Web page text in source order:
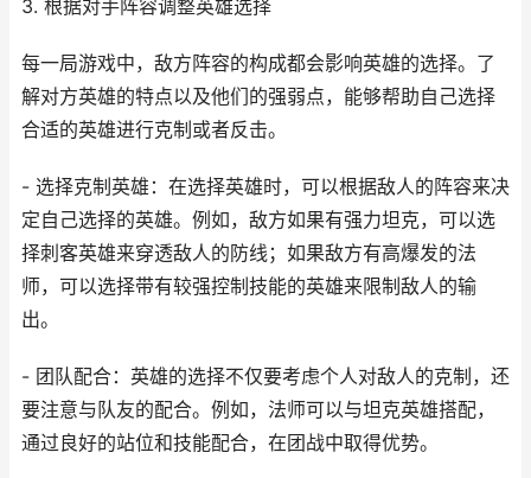
3. 根据对手阵容调整英雄选择
每一局游戏中，敌方阵容的构成都会影响英雄的选择。了
解对方英雄的特点以及他们的强弱点，能够帮助自己选择
合适的英雄进行克制或者反击。
- 选择克制英雄：在选择英雄时，可以根据敌人的阵容来决
定自己选择的英雄。例如，敌方如果有强力坦克，可以选
择刺客英雄来穿透敌人的防线；如果敌方有高爆发的法
师，可以选择带有较强控制技能的英雄来限制敌人的输
出。
- 团队配合：英雄的选择不仅要考虑个人对敌人的克制，还
要注意与队友的配合。例如，法师可以与坦克英雄搭配，
通过良好的站位和技能配合，在团战中取得优势。